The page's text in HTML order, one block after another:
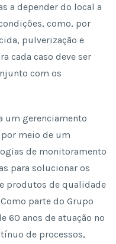
a depender do local a
como, por
pulverização e
cada caso deve ser
com os
um gerenciamento
meio de um
de monitoramento
para solucionar os
produtos de qualidade
parte do Grupo
60 anos de atuação no
de processos,